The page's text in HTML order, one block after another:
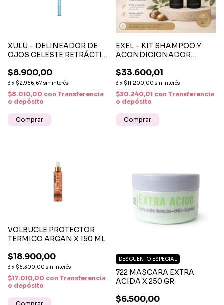
XULU – DELINEADOR DE
OJOS CELESTE RETRÁCTIL
$8.900,00
3 x $2.966,67 sin interés
$8.010,00 con Transferencia
o depósito
EXEL – KIT SHAMPOO Y
ACONDICIONADOR
HIDRATACIÓN CAPILAR
$33.600,01
3 x $11.200,00 sin interés
$30.240,01 con Transferencia
o depósito
VOLBUCLE PROTECTOR
TERMICO ARGAN X 150 ML
$18.900,00
3 x $6.300,00 sin interés
$17.010,00 con Transferencia
o depósito
722 MASCARA EXTRA
ACIDA X 250 GR
$6.500,00
DESCUENTO ESPECIAL